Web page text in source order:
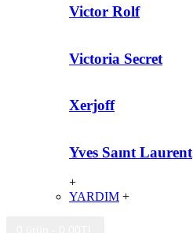
Victor Rolf
Victoria Secret
Xerjoff
Yves Saınt Laurent
+
YARDIM +